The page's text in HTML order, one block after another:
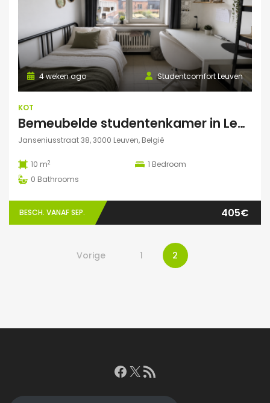
Studentcomfort Leuven
4 weken ago
KOT
Bemeubelde studentenkamer in Leuven – Regina Mundi
Janseniusstraat 38, 3000 Leuven, België
10 m2 1 Bedroom
0 Bathrooms
BESCH. VANAF SEP. 405€
Vorige 1 2
Facebook
X RSS feed